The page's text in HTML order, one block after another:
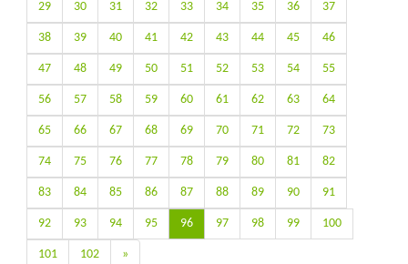
29 30 31 32 33 34 35 36 37
38 39 40 41 42 43 44 45 46
47 48 49 50 51 52 53 54 55
56 57 58 59 60 61 62 63 64
65 66 67 68 69 70 71 72 73
74 75 76 77 78 79 80 81 82
83 84 85 86 87 88 89 90 91
92 93 94 95 96 97 98 99 100
101 102 »